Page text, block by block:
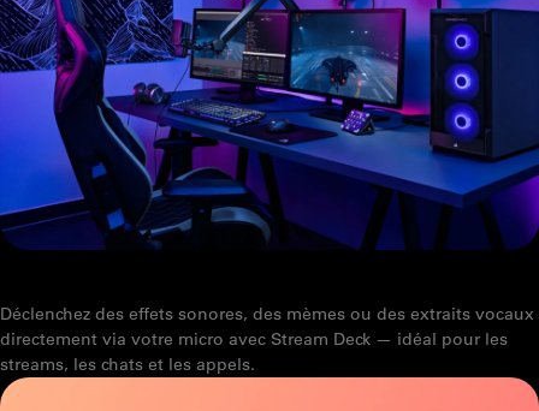
Déclenchez des effets sonores, des mèmes ou des extraits vocaux
directement via votre micro avec Stream Deck — idéal pour les
streams, les chats et les appels.